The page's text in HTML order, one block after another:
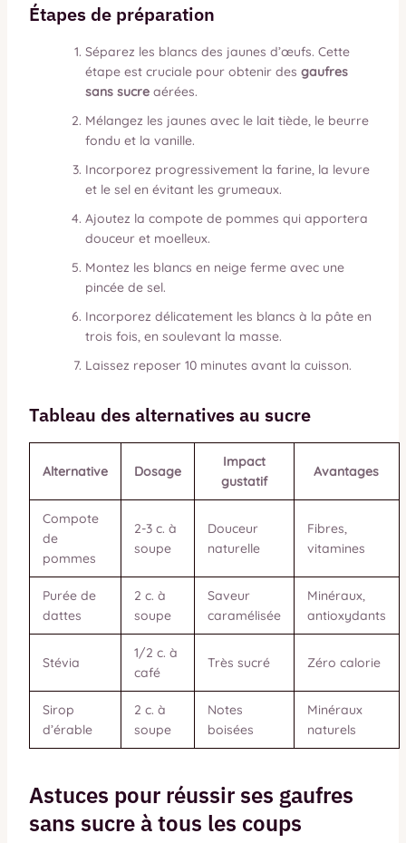
Étapes de préparation
Séparez les blancs des jaunes d’œufs. Cette
étape est cruciale pour obtenir des gaufres
sans sucreaérées.
Mélangez les jaunes avec le lait tiède, le beurre
fondu et la vanille.
Incorporez progressivement la farine, la levure
et le sel en évitant les grumeaux.
Ajoutez la compote de pommes qui apportera
douceur et moelleux.
Montez les blancs en neige ferme avec une
pincée de sel.
Incorporez délicatement les blancs à la pâte en
trois fois, en soulevant la masse.
Laissez reposer 10 minutes avant la cuisson.
Tableau des alternatives au sucre
Alternative Dosage
Impact
gustatif
Avantages
Compote
de
pommes
2-3 c. à
soupe
Douceur
naturelle
Fibres,
vitamines
Purée de
dattes
2 c. à
soupe
Saveur
caramélisée
Minéraux,
antioxydants
Stévia
1/2 c. à
café
Très sucré Zéro calorie
Sirop
d’érable
2 c. à
soupe
Notes
boisées
Minéraux
naturels
Astuces pour réussir ses gaufres
sans sucre à tous les coups